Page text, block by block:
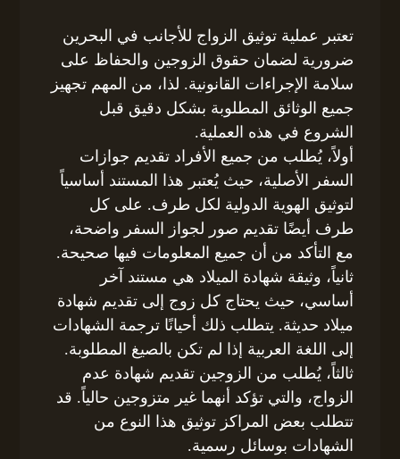
تعتبر عملية توثيق الزواج للأجانب في البحرين
ضرورية لضمان حقوق الزوجين والحفاظ على
سلامة الإجراءات القانونية. لذا، من المهم تجهيز
جميع الوثائق المطلوبة بشكل دقيق قبل
الشروع في هذه العملية.
أولاً، يُطلب من جميع الأفراد تقديم جوازات
السفر الأصلية، حيث يُعتبر هذا المستند أساسياً
لتوثيق الهوية الدولية لكل طرف. على كل
طرف أيضًا تقديم صور لجواز السفر واضحة،
مع التأكد من أن جميع المعلومات فيها صحيحة.
ثانياً، وثيقة شهادة الميلاد هي مستند آخر
أساسي، حيث يحتاج كل زوج إلى تقديم شهادة
ميلاد حديثة. يتطلب ذلك أحيانًا ترجمة الشهادات
إلى اللغة العربية إذا لم تكن بالصيغ المطلوبة.
ثالثاً، يُطلب من الزوجين تقديم شهادة عدم
الزواج، والتي تؤكد أنهما غير متزوجين حالياً. قد
تتطلب بعض المراكز توثيق هذا النوع من
الشهادات بوسائل رسمية.